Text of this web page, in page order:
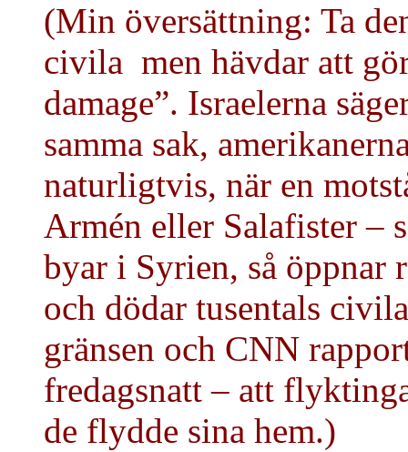
(Min översättning: Ta
civila men hävdar att
damage”. Israelerna
samma sak,
naturligtvis, när en
Armén eller Salafister –
byar i Syrien, så öppnar
och dödar tusentals
gränsen och CNN
fredagsnatt – att
de flydde sina hem.)